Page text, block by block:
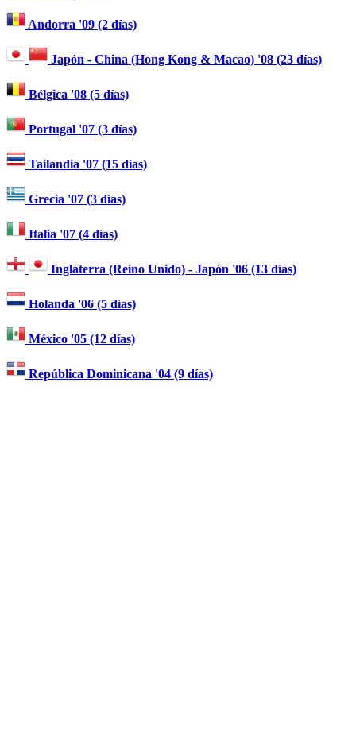
Andorra '09 (2 días)
Japón - China (Hong Kong & Macao) '08 (23 días)
Bélgica '08 (5 días)
Portugal '07 (3 días)
Tailandia '07 (15 días)
Grecia '07 (3 días)
Italia '07 (4 días)
Inglaterra (Reino Unido) - Japón '06 (13 días)
Holanda '06 (5 días)
México '05 (12 días)
República Dominicana '04 (9 días)